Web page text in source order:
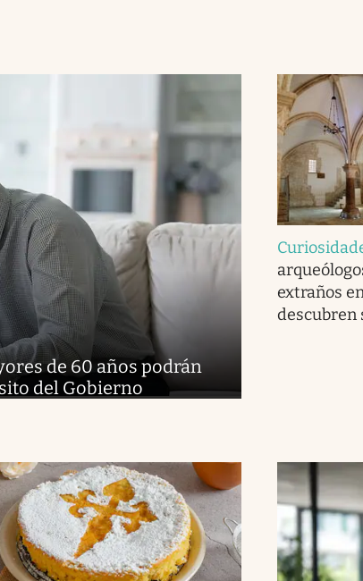
de 60 años podrán
del Gobierno
extraños
descubren